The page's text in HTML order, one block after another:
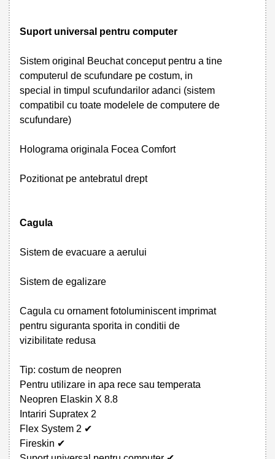
Suport universal pentru computer
Sistem original Beuchat conceput pentru a tine
computerul de scufundare pe costum, in
special in timpul scufundarilor adanci (sistem
compatibil cu toate modelele de computere de
scufundare)
Holograma originala Focea Comfort
Pozitionat pe antebratul drept
Cagula
Sistem de evacuare a aerului
Sistem de egalizare
Cagula cu ornament fotoluminiscent imprimat
pentru siguranta sporita in conditii de
vizibilitate redusa
Tip: costum de neopren
Pentru utilizare in apa rece sau temperata
Neopren Elaskin X 8.8
Intariri Supratex 2
Flex System 2 ✔
Fireskin ✔